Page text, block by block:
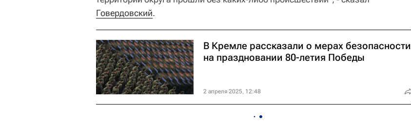
Говердовский.
В Кремле рассказали о мерах безопасности
на праздновании 80-летия Победы
2 апреля 2025, 12:48